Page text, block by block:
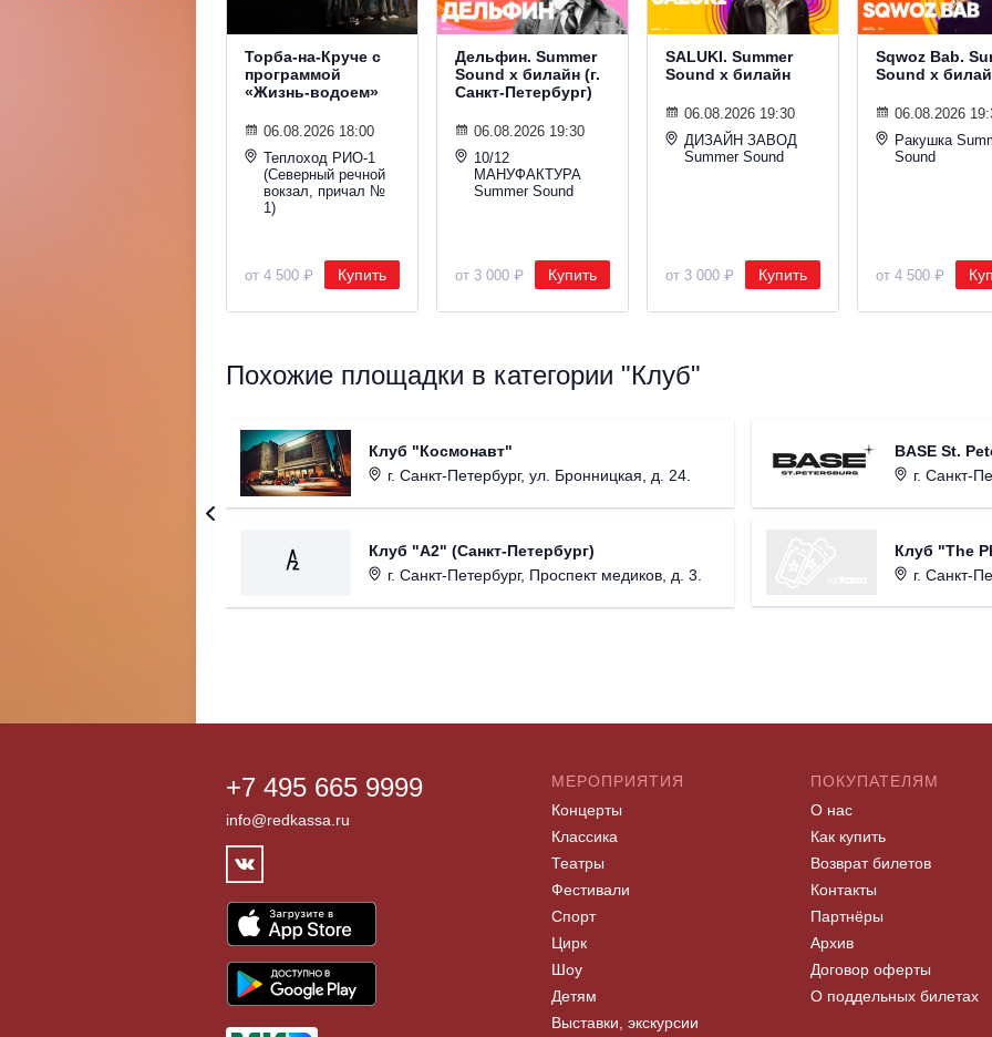
Торба-на-Круче с
программой
«Жизнь-водоем»
06.08.2026 18:00
Теплоход РИО-1
(Северный речной
вокзал, причал №
1)
от 4 500 ₽ Купить
Дельфин. Summer
Sound х билайн (г.
Санкт-Петербург)
06.08.2026 19:30
10/12
МАНУФАКТУРА
Summer Sound
от 3 000 ₽ Купить
SALUKI. Summer
Sound х билайн
06.08.2026 19:30
ДИЗАЙН ЗАВОД
Summer Sound
от 3 000 ₽ Купить
Sqwoz Bab.
Sound х
06.08.2026
Ракушка
Sound
от 4 500 ₽
Похожие площадки в категории "Клуб"
Клуб "Космонавт"
г. Санкт-Петербург, ул. Бронницкая, д. 24.
Клуб "А2" (Санкт-Петербург)
г. Санкт-Петербург, Проспект медиков, д. 3.
BASE St.
г. Санкт-
Клуб "The
г. Санкт-
+7 495 665 9999
info@redkassa.ru
МЕРОПРИЯТИЯ
Концерты
Классика
Театры
Фестивали
Спорт
Цирк
Шоу
Детям
Выставки, экскурсии
ПОКУПАТЕЛЯМ
О нас
Как купить
Возврат билетов
Контакты
Партнёры
Архив
Договор оферты
О поддельных билетах